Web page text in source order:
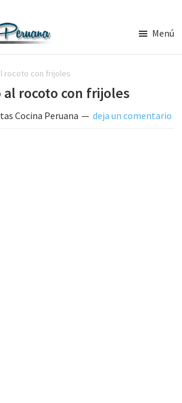
Menú
rocoto con frijoles
al rocoto con frijoles
Cocina Peruana deja un comentario